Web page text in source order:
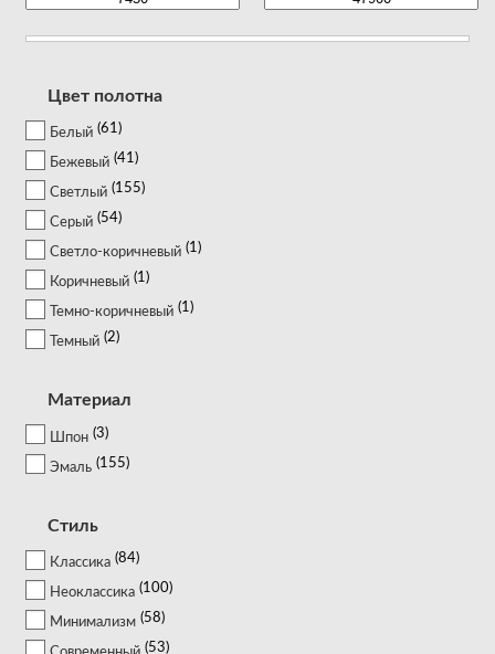
Цвет полотна
Белый 61
Бежевый 41
Светлый 155
Серый 54
Светло-коричневый 1
Коричневый 1
Темно-коричневый 1
Темный 2
Материал
Шпон 3
Эмаль 155
Стиль
Классика 84
Неоклассика 100
Минимализм 58
53